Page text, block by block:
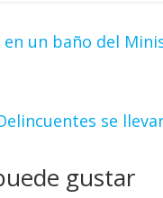
un baño del
se
gustar